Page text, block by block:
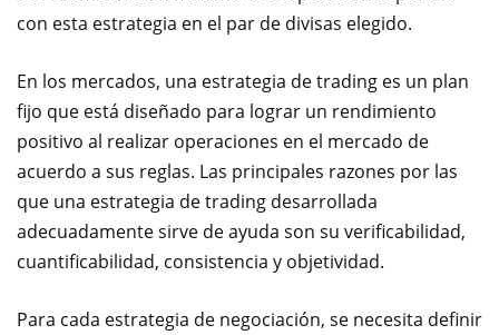
con esta estrategia en el par de divisas elegido.
En los mercados, una estrategia de trading es un plan
fijo que está diseñado para lograr un rendimiento
positivo al realizar operaciones en el mercado de
acuerdo a sus reglas. Las principales razones por las
que una estrategia de trading desarrollada
adecuadamente sirve de ayuda son su verificabilidad,
cuantificabilidad, consistencia y objetividad.
Para cada estrategia de negociación, se necesita definir